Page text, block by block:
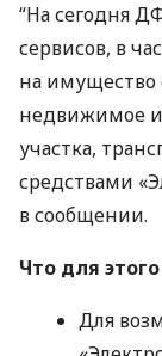
“На сегодня
сервисов, в
на имущество
недвижимое
участка,
средствами
в сообщении.
Что для
Для